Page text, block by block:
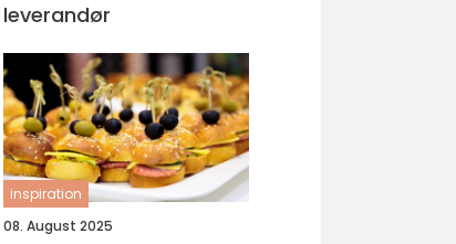
leverandør
inspiration
08. August 2025